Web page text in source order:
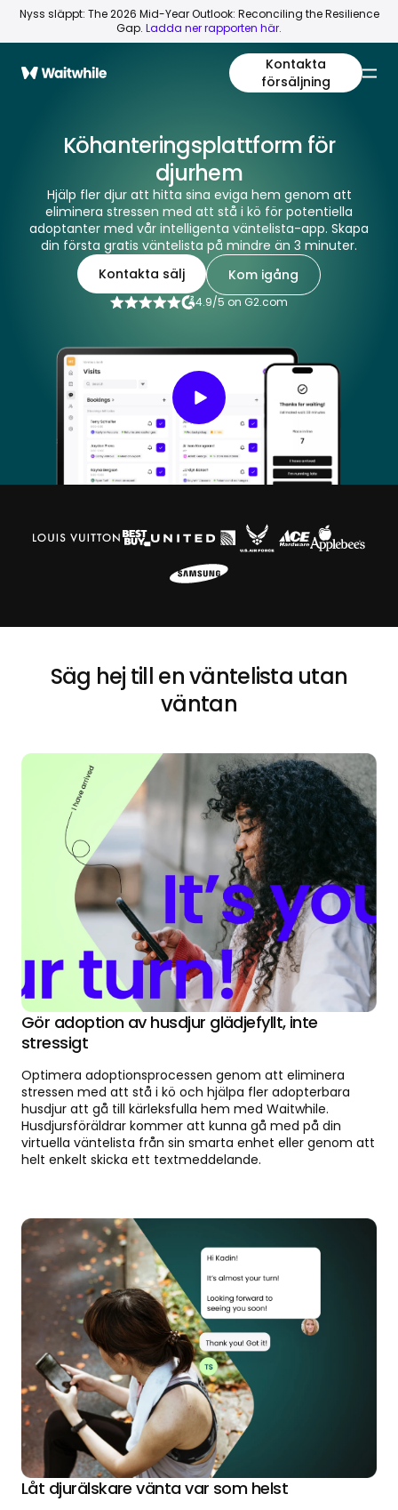
Nyss släppt: The 2026 Mid-Year Outlook: Reconciling the Resilience
Gap. Ladda ner rapporten här.
Kontakta
försäljning
Köhanteringsplattform för
djurhem
Hjälp fler djur att hitta sina eviga hem genom att
eliminera stressen med att stå i kö för potentiella
adoptanter med vår intelligenta väntelista-app. Skapa
din första gratis väntelista på mindre än 3 minuter.
Kontakta sälj
Kom igång
4.9/5 on G2.com
Säg hej till en väntelista utan
väntan
Gör adoption av husdjur glädjefyllt, inte
stressigt
Optimera adoptionsprocessen genom att eliminera
stressen med att stå i kö och hjälpa fler adopterbara
husdjur att gå till kärleksfulla hem med Waitwhile.
Husdjursföräldrar kommer att kunna gå med på din
virtuella väntelista från sin smarta enhet eller genom att
helt enkelt skicka ett textmeddelande.
Låt djurälskare vänta var som helst